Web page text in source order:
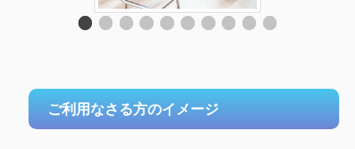
ご利用なさる方のイメージ